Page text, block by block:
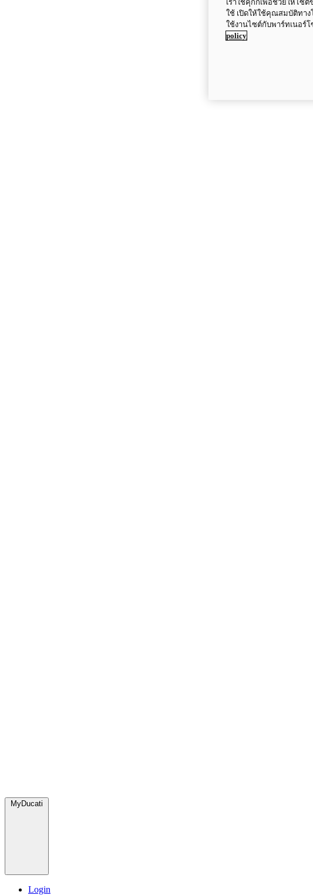
MyDucati
Login
เราใช้คุกกี้เพื่อช่วยให้ไซ
ใช้ เปิดให้ใช้คุณสมบัติทาง
ใช้งานไซต์กับพาร์ทเนอร์
policy